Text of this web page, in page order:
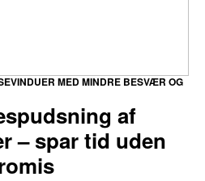
af
– spar tid uden
MED MINDRE BESVÆR OG